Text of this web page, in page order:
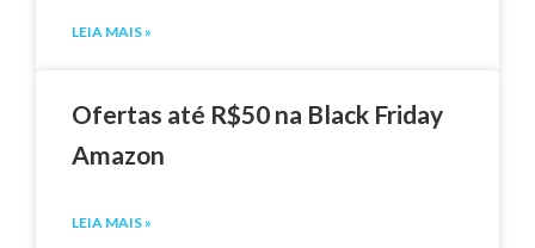
LEIA MAIS »
Ofertas até R$50 na Black Friday
Amazon
LEIA MAIS »